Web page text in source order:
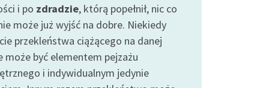
i po zdradzie, którą popełnił, nic co
może już wyjść na dobre. Niekiedy
przekleństwa ciążącego na danej
może być elementem pejzażu
i indywidualnym jedynie